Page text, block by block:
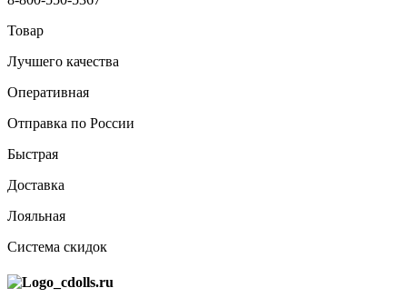
Товар
Лучшего качества
Оперативная
Отправка по России
Быстрая
Доставка
Лояльная
Система скидок